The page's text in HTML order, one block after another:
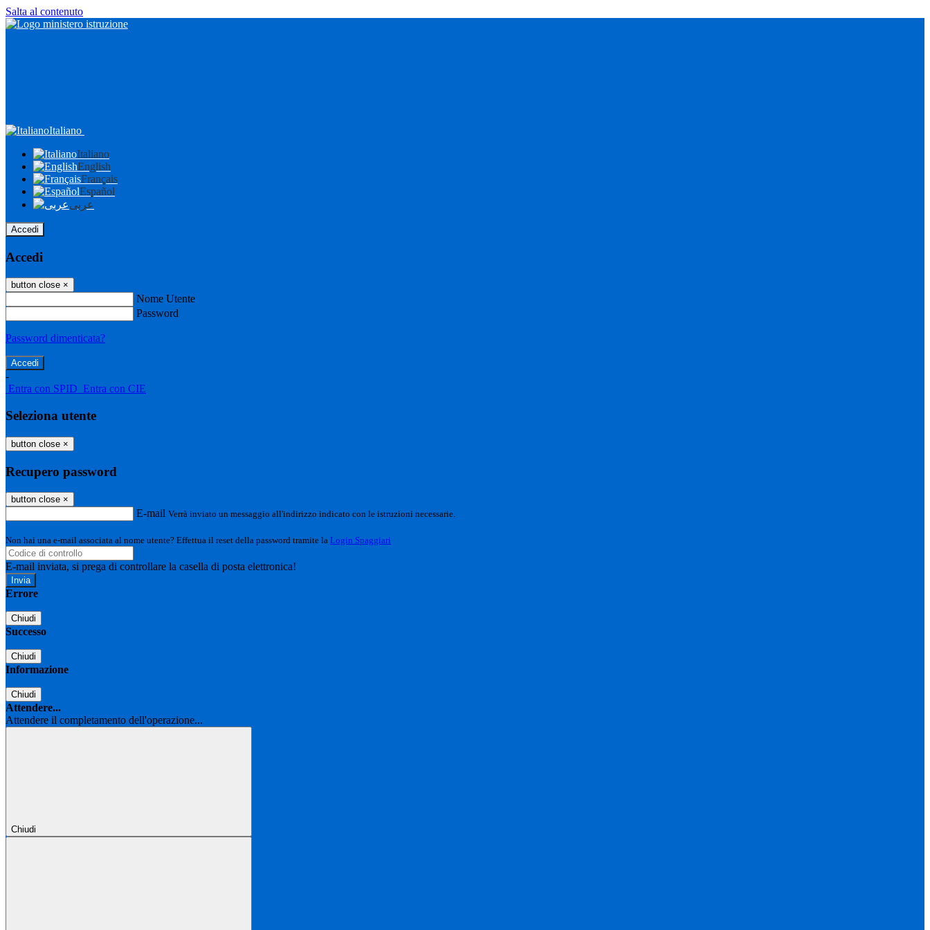
Salta al contenuto
Italiano
Italiano
English
Français
Español
عربى
Accedi
Accedi
button close ×
Nome Utente
Password
Password dimenticata?
-
Entra con SPID Entra con CIE
Seleziona utente
button close ×
Recupero password
button close ×
E-mail Verrà inviato un messaggio all'indirizzo indicato con le istruzioni necessarie.
Non hai una e-mail associata al nome utente? Effettua il reset della password tramite la Login Spaggiari
E-mail inviata, si prega di controllare la casella di posta elettronica!
Errore
Chiudi
Successo
Chiudi
Informazione
Chiudi
Attendere...
Attendere il completamento dell'operazione...
Chiudi